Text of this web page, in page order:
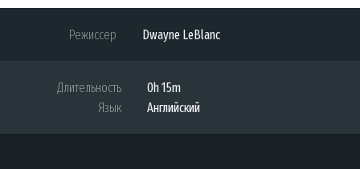
Режиссер Dwayne LeBlanc
Длительность
0h 15m
Язык
Английский